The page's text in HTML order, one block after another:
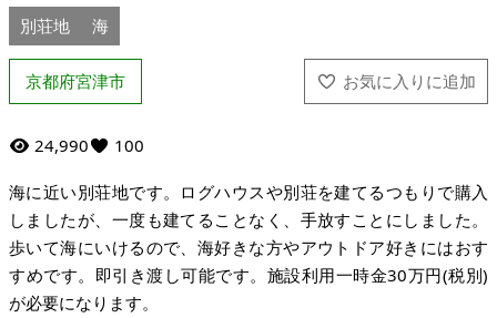
別荘地 海
京都府宮津市
24,990 100
海に近い別荘地です。ログハウスや別荘を建てるつもりで購入
しましたが、一度も建てることなく、手放すことにしました。
歩いて海にいけるので、海好きな方やアウトドア好きにはおす
すめです。即引き渡し可能です。施設利用一時金30万円(税別)
が必要になります。